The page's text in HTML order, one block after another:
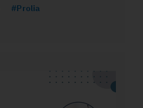
#Prolia